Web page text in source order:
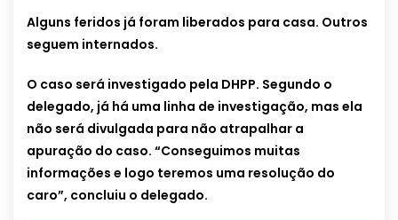
Alguns feridos já foram liberados para casa. Outros
seguem internados.
O caso será investigado pela DHPP. Segundo o
delegado, já há uma linha de investigação, mas ela
não será divulgada para não atrapalhar a
apuração do caso. “Conseguimos muitas
informações e logo teremos uma resolução do
caro”, concluiu o delegado.